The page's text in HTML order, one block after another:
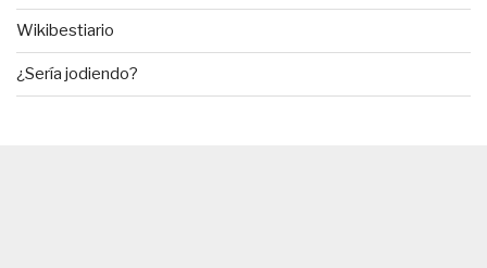
Wikibestiario
¿Sería jodiendo?